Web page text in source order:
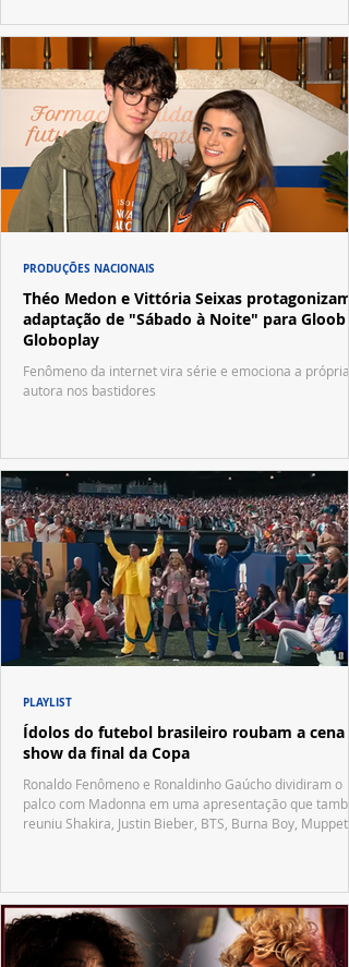
Théo Medon e Vittória Seixas protagonizam
adaptação de "Sábado à Noite" para Gloob e
Globoplay
Fenômeno da internet vira série e emociona a própria
autora nos bastidores
PRODUÇÕES NACIONAIS
Ídolos do futebol brasileiro roubam a cena
show da final da Copa
Ronaldo Fenômeno e Ronaldinho Gaúcho dividiram o
palco com Madonna em uma apresentação que
reuniu Shakira, Justin Bieber, BTS, Burna Boy, Muppets,
PLAYLIST